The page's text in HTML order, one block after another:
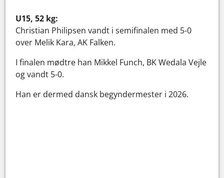
U15, 52 kg:
Christian Philipsen vandt i semifinalen med 5-0
over Melik Kara, AK Falken.
I finalen mødtre han Mikkel Funch, BK Wedala Vejle
og vandt 5-0.
Han er dermed dansk begyndermester i 2026.